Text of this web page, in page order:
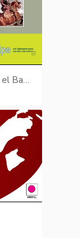
Kairos - La España del siglo XVI y el Barroco